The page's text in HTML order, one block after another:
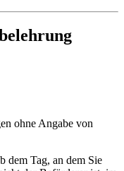
ohne Angabe von
dem Tag, an dem Sie